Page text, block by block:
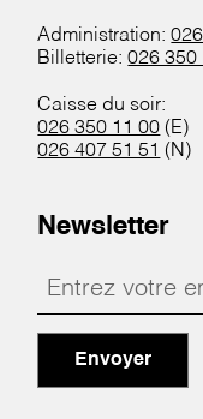
Administration:
Billetterie:026 350
Caisse du soir:
026 350 11 00 (E)
026 407 51 51 (N)
Newsletter
Envoyer